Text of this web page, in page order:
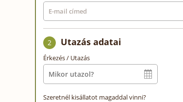
2 Utazás adatai
Érkezés / Utazás
Szeretnél kisállatot magaddal vinni?